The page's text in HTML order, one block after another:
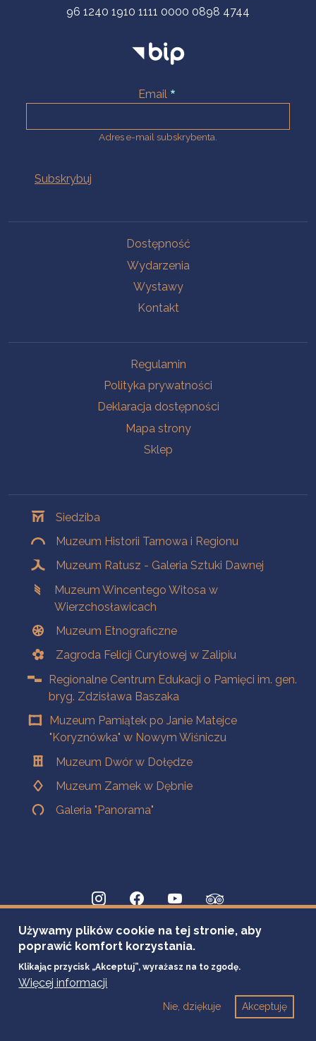
96 1240 1910 1111 0000 0898 4744
Email
Adres e-mail subskrybenta.
Dostępność
Wydarzenia
Wystawy
Kontakt
Regulamin
Polityka prywatności
Deklaracja dostępności
Mapa strony
Sklep
Siedziba
Muzeum Historii Tarnowa i Regionu
Muzeum Ratusz - Galeria Sztuki Dawnej
Muzeum Wincentego Witosa w
Wierzchosławicach
Muzeum Etnograficzne
Zagroda Felicji Curyłowej w Zalipiu
Regionalne Centrum Edukacji o Pamięci im. gen.
bryg. Zdzisława Baszaka
Muzeum Pamiątek po Janie Matejce
"Koryznówka" w Nowym Wiśniczu
Muzeum Dwór w Dołędze
Muzeum Zamek w Dębnie
Galeria "Panorama"
Używamy plików cookie na tej stronie, aby
poprawić komfort korzystania.
Klikając przycisk „Akceptuj”, wyrażasz na to zgodę.
Więcej informacji
Akceptuję
Nie, dziękuje